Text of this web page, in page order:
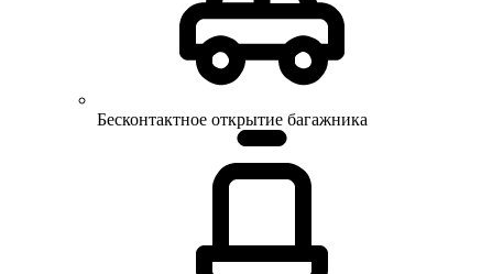
Бесконтактное открытие багажника